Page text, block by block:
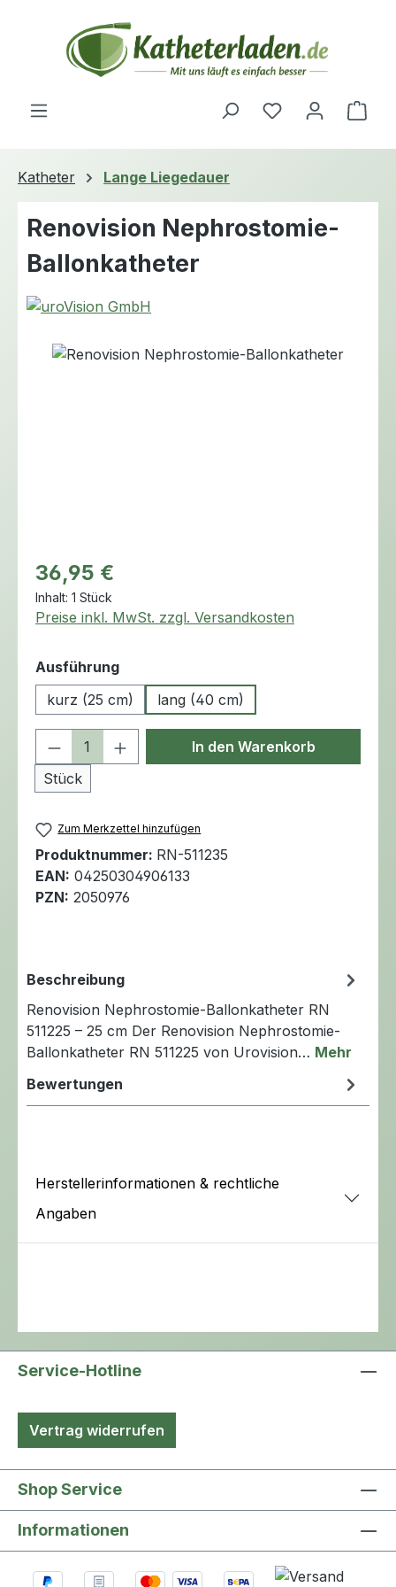
Zum Hauptinhalt springen
Du hast 0
Katheter Lange Liegedauer
Renovision Nephrostomie-
Ballonkatheter
Bildergalerie überspringen
Regulärer Preis:
36,95 €
Inhalt: 1 Stück
Preise inkl. MwSt. zzgl. Versandkosten
Ausführungauswählen
kurz (25 cm)
lang (40 cm)
Produkt Anzahl: Gib den
Stück
In den Warenkorb
Zum Merkzettel hinzufügen
Produktnummer: RN-511235
EAN: 04250304906133
PZN: 2050976
Beschreibung
Renovision Nephrostomie-Ballonkatheter RN
511225 – 25 cm Der Renovision Nephrostomie-
Ballonkatheter RN 511225 von Urovision… Mehr
Bewertungen
Herstellerinformationen & rechtliche
Angaben
Service-Hotline
Vertrag widerrufen
Shop Service
Informationen